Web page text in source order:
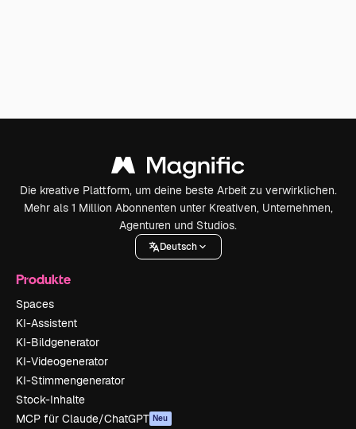
Die kreative Plattform, um deine beste Arbeit zu verwirklichen.
Mehr als 1 Million Abonnenten unter Kreativen, Unternehmen,
Agenturen und Studios.
Deutsch
Produkte
Spaces
KI-Assistent
KI-Bildgenerator
KI-Videogenerator
KI-Stimmengenerator
Stock-Inhalte
MCP für Claude/ChatGPT Neu